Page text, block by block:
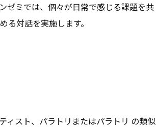
ゼミでは、個々が日常で感じる課題を共
対話を実施します。
ィスト、パラトリまたはパラトリ の類似